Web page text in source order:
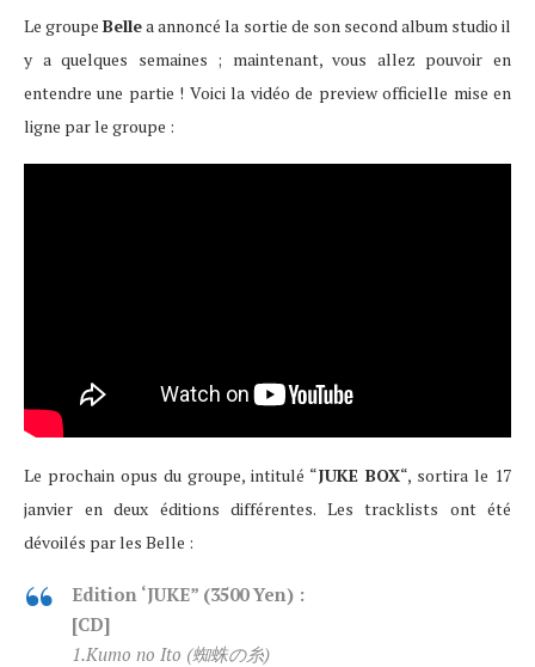
Le groupeBellea annoncé la sortie de son second album studio il
y a quelques semaines ; maintenant, vous allez pouvoir en
entendre une partie ! Voici la vidéo de preview officielle mise en
ligne par le groupe :
Le prochain opus du groupe, intitulé “JUKE BOX“, sortira le 17
janvier en deux éditions différentes. Les tracklists ont été
dévoilés par les Belle :
Edition ‘JUKE” (3500 Yen) :
[CD]
1.Kumo no Ito (蜘蛛の糸)